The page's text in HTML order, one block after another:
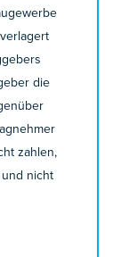
die
zahlen,
nicht